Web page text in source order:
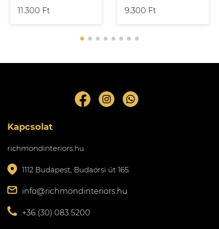
11.300 Ft 9.300 Ft
Kapcsolat
richmondinteriors.hu
1112 Budapest, Budaörsi út 165.
info@richmondinteriors.hu
+36 (30) 083 5200